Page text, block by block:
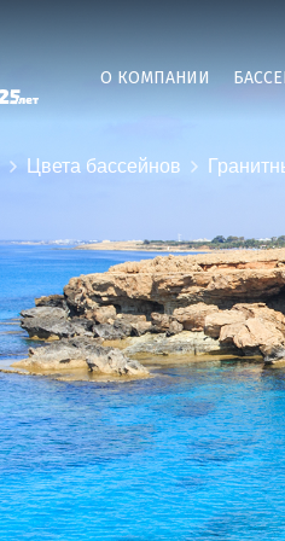
О КОМПАНИИ
Цвета бассейнов